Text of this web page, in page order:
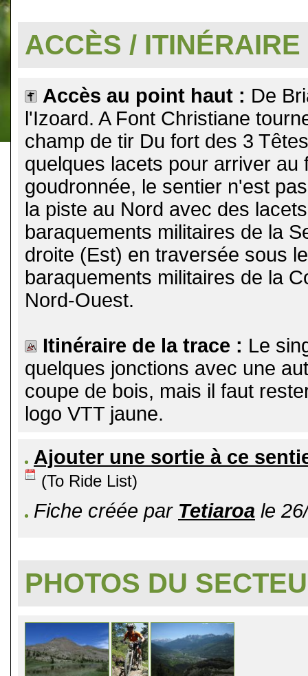
ACCÈS / ITINÉRAIRE
Accès au point haut : De
l'Izoard. A Font Christiane
champ de tir Du fort des 3
quelques lacets pour arriver
goudronnée, le sentier n'est
la piste au Nord avec des
baraquements militaires de la
droite (Est) en traversée sous
baraquements militaires de la
Nord-Ouest.
Itinéraire de la trace : Le
quelques jonctions avec une
coupe de bois, mais il faut
logo VTT jaune.
Ajouter une sortie à ce
(To Ride List)
Fiche créée par Tetiaroa le
PHOTOS DU